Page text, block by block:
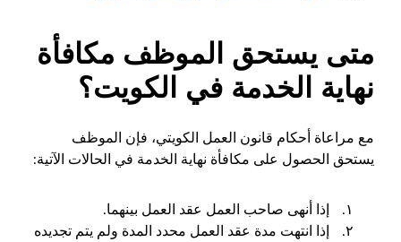
متى يستحق الموظف مكافأة
نهاية الخدمة في الكويت؟
مع مراعاة أحكام قانون العمل الكويتي، فإن الموظف
يستحق الحصول على مكافأة نهاية الخدمة في الحالات الآتية:
إذا أنهى صاحب العمل عقد العمل بينهما.
إذا انتهت مدة عقد العمل محدد المدة ولم يتم تجديده